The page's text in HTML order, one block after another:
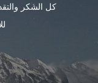
كل الشكر